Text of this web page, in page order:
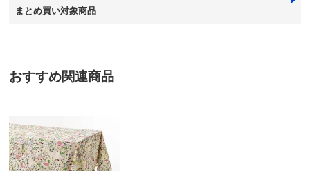
商品番号 900-G022-10
送料・送料種
別
※お届け先が同じであれば複数個ご購入いただいても¥880です。
★★★★★
★★★★★
150×200cm リーフ
愛知県
まとめ買い対象商品
おすすめ関連商品